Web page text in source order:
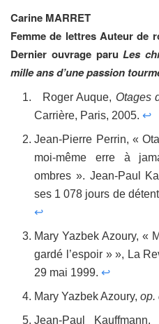
Carine MARRET
Femme de lettres Auteur de
Dernier ouvrage paruLes
mille ans d’une passion
Roger Auque, Otages
Carrière, Paris, 2005. ↩
Jean-Pierre Perrin, «
moi-même erre à
ombres ». Jean-Paul
ses 1 078 jours de
↩
Mary Yazbek Azoury, «
gardé l’espoir » », La
29 mai 1999. ↩
Mary Yazbek Azoury, op.
Jean-Paul